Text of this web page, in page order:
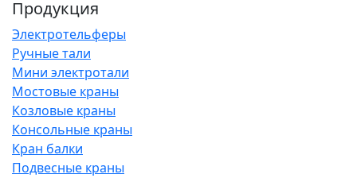
Продукция
Электротельферы
Ручные тали
Мини электротали
Мостовые краны
Козловые краны
Консольные краны
Кран балки
Подвесные краны